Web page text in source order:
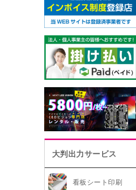
大判出力サービス
看板シート印刷